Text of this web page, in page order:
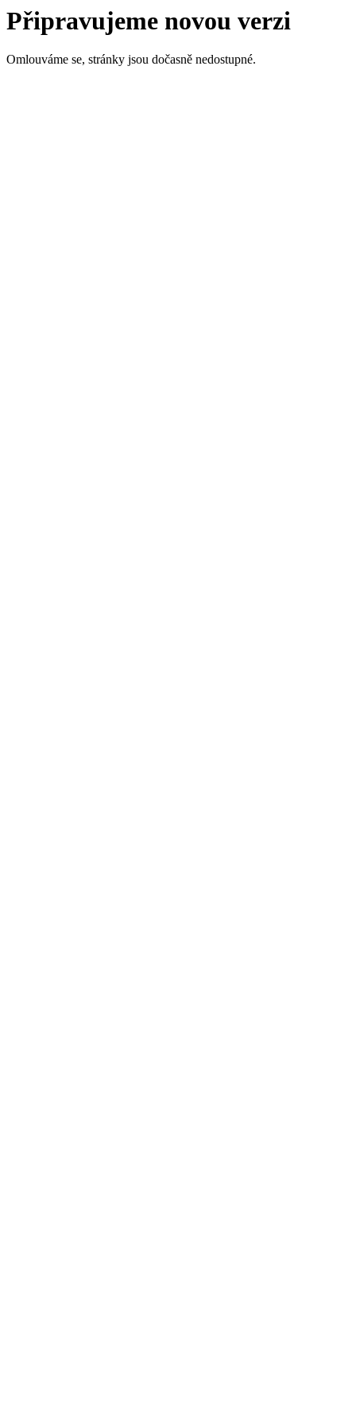
Připravujeme novou verzi
Omlouváme se, stránky jsou dočasně nedostupné.